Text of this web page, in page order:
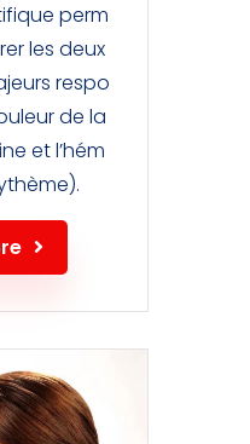
perm
les deux
respo
de la
et l’hém